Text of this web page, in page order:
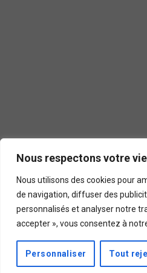
Nous respectons votre
Nous utilisons des cookies pour
de navigation, diffuser des
personnalisés et analyser notre
accepter », vous consentez à
Personnaliser Tout